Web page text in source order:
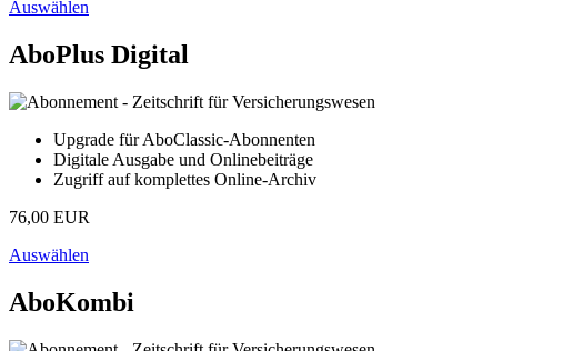
Auswählen
AboPlus Digital
Upgrade für AboClassic-Abonnenten
Digitale Ausgabe und Onlinebeiträge
Zugriff auf komplettes Online-Archiv
76,00 EUR
Auswählen
AboKombi